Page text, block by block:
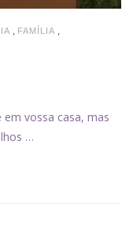
, FAMÍLIA ,
vossa casa, mas
…